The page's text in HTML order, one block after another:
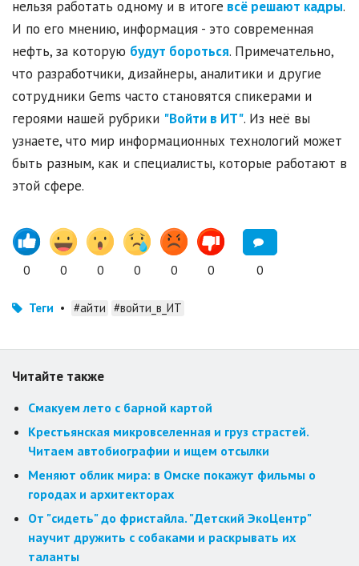
нельзя работать одному и в итоге всё решают кадры.
И по его мнению, информация - это современная
нефть, за которую будут бороться. Примечательно,
что разработчики, дизайнеры, аналитики и другие
сотрудники Gems часто становятся спикерами и
героями нашей рубрики "Войти в ИТ". Из неё вы
узнаете, что мир информационных технологий может
быть разным, как и специалисты, которые работают в
этой сфере.
0 0 0 0 0 0 0
Теги • #айти #войти_в_ИТ
Читайте также
Смакуем лето с барной картой
Крестьянская микровселенная и груз страстей.
Читаем автобиографии и ищем отсылки
Меняют облик мира: в Омске покажут фильмы о
городах и архитекторах
От "сидеть" до фристайла. "Детский ЭкоЦентр"
научит дружить с собаками и раскрывать их
таланты